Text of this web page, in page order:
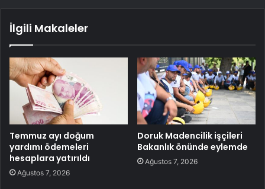
İlgili Makaleler
Temmuz ayı doğum
yardımı ödemeleri
hesaplara yatırıldı
Ağustos 7, 2026
Doruk Madencilik işçileri
Bakanlık önünde eylemde
Ağustos 7, 2026